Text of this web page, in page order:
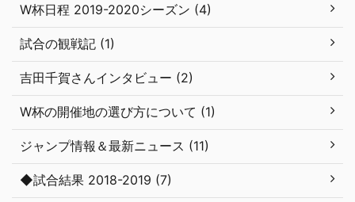
W杯日程 2019-2020シーズン (4)
試合の観戦記 (1)
吉田千賀さんインタビュー (2)
W杯の開催地の選び方について (1)
ジャンプ情報＆最新ニュース (11)
◆試合結果 2018-2019 (7)